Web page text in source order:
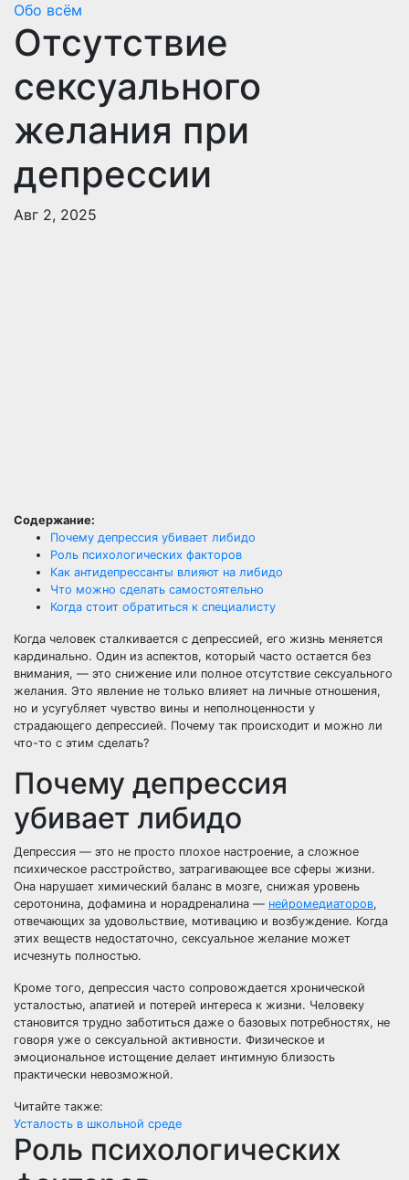
Обо всём
Отсутствие
сексуального
желания при
депрессии
Авг 2, 2025
Содержание:
Почему депрессия убивает либидо
Роль психологических факторов
Как антидепрессанты влияют на либидо
Что можно сделать самостоятельно
Когда стоит обратиться к специалисту
Когда человек сталкивается с депрессией, его жизнь меняется
кардинально. Один из аспектов, который часто остается без
внимания, — это снижение или полное отсутствие сексуального
желания. Это явление не только влияет на личные отношения,
но и усугубляет чувство вины и неполноценности у
страдающего депрессией. Почему так происходит и можно ли
что-то с этим сделать?
Почему депрессия
убивает либидо
Депрессия — это не просто плохое настроение, а сложное
психическое расстройство, затрагивающее все сферы жизни.
Она нарушает химический баланс в мозге, снижая уровень
серотонина, дофамина и норадреналина — нейромедиаторов,
отвечающих за удовольствие, мотивацию и возбуждение. Когда
этих веществ недостаточно, сексуальное желание может
исчезнуть полностью.
Кроме того, депрессия часто сопровождается хронической
усталостью, апатией и потерей интереса к жизни. Человеку
становится трудно заботиться даже о базовых потребностях, не
говоря уже о сексуальной активности. Физическое и
эмоциональное истощение делает интимную близость
практически невозможной.
Читайте также:
Усталость в школьной среде
Роль психологических